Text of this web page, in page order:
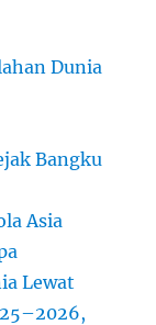
Dunia
Bangku
Asia
Lewat